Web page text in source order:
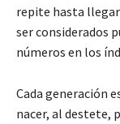
repite hasta llegar
ser considerados
números en los
Cada generación
nacer, al destete,